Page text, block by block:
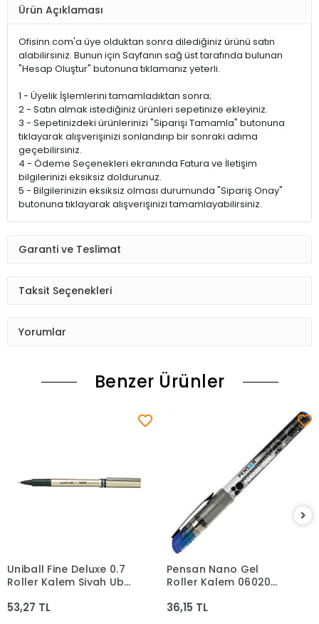
Ürün Açıklaması
Ofisinn.com'a üye olduktan sonra dilediğiniz ürünü satın
alabilirsiniz. Bunun için Sayfanın sağ üst tarafında bulunan
"Hesap Oluştur" butonuna tıklamanız yeterli.
1 - Üyelik İşlemlerini tamamladıktan sonra;
2 - Satın almak istediğiniz ürünleri sepetinize ekleyiniz.
3 - Sepetinizdeki ürünlerinizi "Siparişi Tamamla" butonuna
tıklayarak alışverişinizi sonlandırıp bir sonraki adıma
geçebilirsiniz.
4 - Ödeme Seçenekleri ekranında Fatura ve İletişim
bilgilerinizi eksiksiz doldurunuz.
5 - Bilgilerinizin eksiksiz olması durumunda "Sipariş Onay"
butonuna tıklayarak alışverişinizi tamamlayabilirsiniz.
Garanti ve Teslimat
Taksit Seçenekleri
Yorumlar
Benzer Ürünler
Sepete Ekle
Uniball Fine Deluxe 0.7
Roller Kalem Siyah Ub-
53,27 TL
Sepete Ekle
Pensan Nano Gel
Roller Kalem 06020
Pe6020rkma
36,15 TL